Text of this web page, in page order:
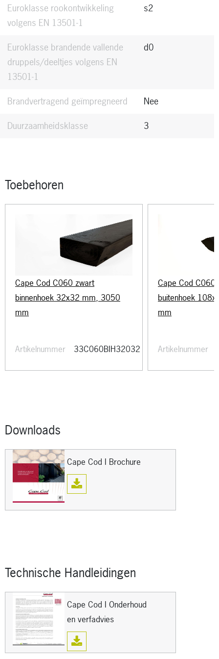
Euroklasse rookontwikkeling
volgens EN 13501-1
s2
Euroklasse brandende vallende
druppels/deeltjes volgens EN
13501-1
d0
Brandvertragend geïmpregneerd
Nee
Duurzaamheidsklasse
3
Toebehoren
Cape Cod C060 zwart
binnenhoek 32x32 mm, 3050
mm
Artikelnummer 33C060BIH32032
Cape Cod C060
buitenhoek
mm
Artikelnummer
Downloads
Cape Cod I Brochure
Technische Handleidingen
Cape Cod I Onderhoud
en verfadvies